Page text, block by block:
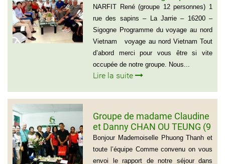
NARFIT RENÉ(12
PERSONNES)
NARFIT René (groupe 12 personnes) 1
rue des sapins – La Jarrie – 16200 –
Sigogne Programme du voyage au nord
Vietnam voyage au nord Vietnam Tout
d’abord merci pour vous être si vite
occupée de notre groupe. Nous...
Lire la suite
Groupe de madame Claudine
et Danny CHAN OU TEUNG (9
personnes)
Bonjour Mademoiselle Phuong Thanh et
toute l’équipe Comme convenu on vous
envoi le rapport de notre séjour dans